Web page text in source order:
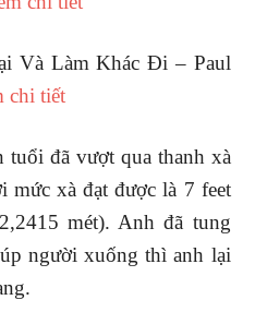
Và Làm Khác Đi – Paul
chi tiết
đã vượt qua thanh xà
xà đạt được là 7 feet
mét). Anh đã tung
người xuống thì anh lại